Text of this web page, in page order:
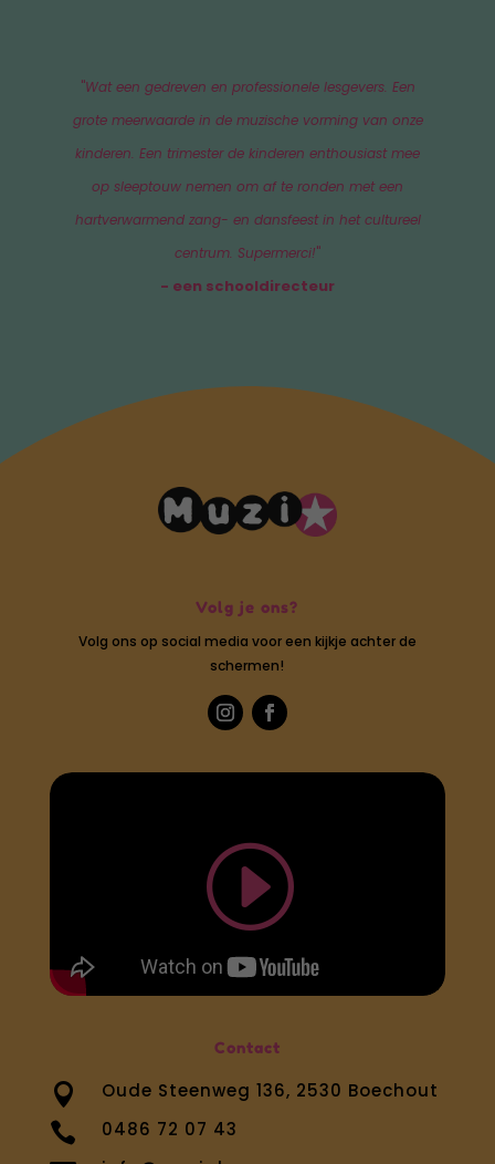
"Wat een gedreven en professionele lesgevers. Een
grote meerwaarde in de muzische vorming van onze
kinderen. Een trimester de kinderen enthousiast mee
op sleeptouw nemen om af te ronden met een
hartverwarmend zang- en dansfeest in het cultureel
centrum. Supermerci!"
- een schooldirecteur
Volg je ons?
Volg ons op social media voor een kijkje achter de
schermen!
Contact
 Oude Steenweg 136, 2530 Boechout
 0486 72 07 43